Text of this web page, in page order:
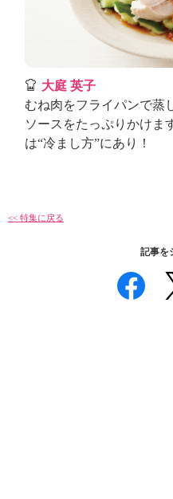
大庭 英子
むね肉をフライパンで蒸
ソースをたっぷりかけま
は“冷まし方”にあり！
<< 特集に戻る
記事を